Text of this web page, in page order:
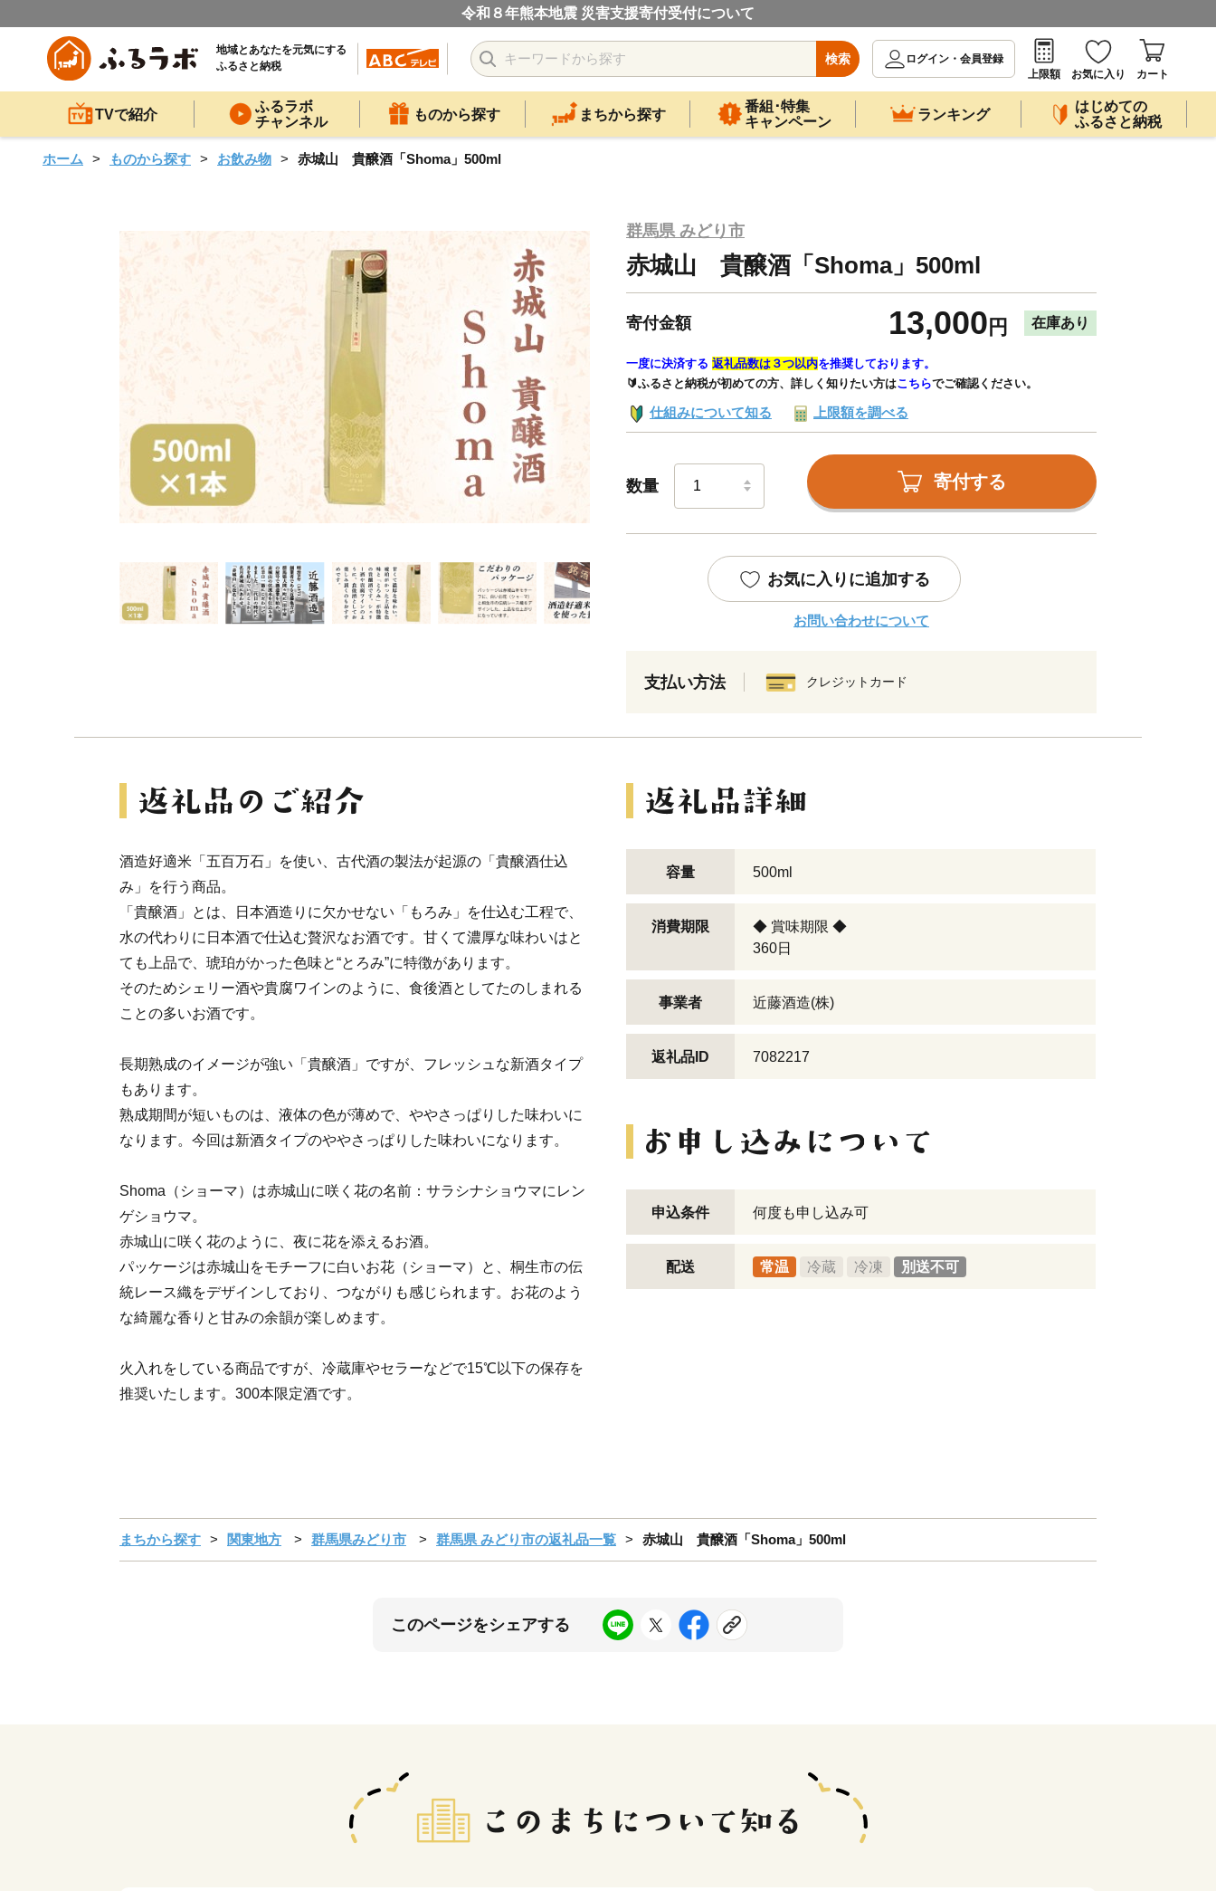
令和８年熊本地震 災害支援寄付受付について
地域とあなたを元気にする
ふるさと納税
検索
ログイン・会員登録
上限額
お気に入り カート
TVで紹介
ふるラボ
チャンネル
ものから探す まちから探す
番組･特集
キャンペーン
ランキング
はじめての
ふるさと納税
ホーム ものから探す お飲み物 赤城山 貴醸酒「Shoma」500ml
群馬県 みどり市
赤城山 貴醸酒「Shoma」500ml
寄付金額 13,000 円 在庫あり
一度に決済する 返礼品数は３つ以内を推奨しております。
🔰ふるさと納税が初めての方、詳しく知りたい方はこちらでご確認ください。
仕組みについて知る 上限額を調べる
数量 寄付する
お気に入りに追加する
お問い合わせについて
支払い方法 クレジットカード
酒造好適米「五百万石」を使い、古代酒の製法が起源の「貴醸酒仕込
み」を行う商品。
「貴醸酒」とは、日本酒造りに欠かせない「もろみ」を仕込む工程で、
水の代わりに日本酒で仕込む贅沢なお酒です。甘くて濃厚な味わいはと
ても上品で、琥珀がかった色味と“とろみ”に特徴があります。
そのためシェリー酒や貴腐ワインのように、食後酒としてたのしまれる
ことの多いお酒です。
長期熟成のイメージが強い「貴醸酒」ですが、フレッシュな新酒タイプ
もあります。
熟成期間が短いものは、液体の色が薄めで、ややさっぱりした味わいに
なります。今回は新酒タイプのややさっぱりした味わいになります。
Shoma（ショーマ）は赤城山に咲く花の名前：サラシナショウマにレン
ゲショウマ。
赤城山に咲く花のように、夜に花を添えるお酒。
パッケージは赤城山をモチーフに白いお花（ショーマ）と、桐生市の伝
統レース織をデザインしており、つながりも感じられます。お花のよう
な綺麗な香りと甘みの余韻が楽しめます。
火入れをしている商品ですが、冷蔵庫やセラーなどで15℃以下の保存を
推奨いたします。300本限定酒です。
容量 500ml
消費期限
◆ 賞味期限 ◆
360日
事業者 近藤酒造(株)
返礼品ID 7082217
申込条件 何度も申し込み可
配送 常温 冷蔵 冷凍 別送不可
まちから探す 関東地方 群馬県みどり市 群馬県 みどり市の返礼品一覧 赤城山 貴醸酒「Shoma」500ml
このページをシェアする